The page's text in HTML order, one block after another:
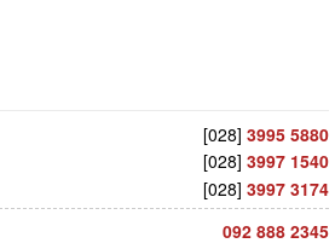
[028] 3995 5880
[028] 3997 1540
[028] 3997 3174
092 888 2345